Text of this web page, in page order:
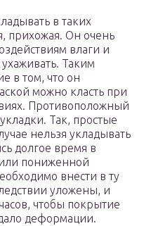
в таких
прихожая. Он очень
влаги и
Таким
в том, что он
можно класть при
Противоположный
Так, простые
нельзя укладывать
долгое время в
пониженной
внести в ту
уложены, и
чтобы покрытие
деформации.